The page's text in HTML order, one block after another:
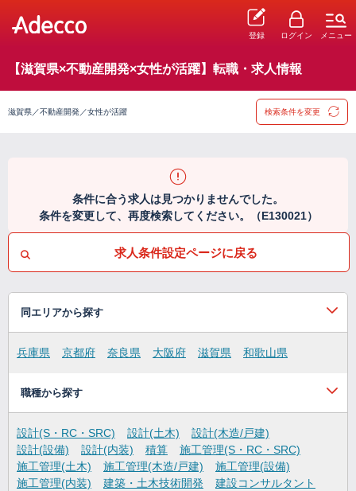
登録 ログイン メニュー
【滋賀県×不動産開発×女性が活躍】転職・求人情報
滋賀県／不動産開発／女性が活躍 検索条件を変更
条件に合う求人は見つかりませんでした。
条件を変更して、再度検索してください。（E130021）
求人条件設定ページに戻る
同エリアから探す
兵庫県 京都府 奈良県 大阪府 滋賀県 和歌山県
職種から探す
設計(S・RC・SRC) 設計(土木)
設計(木造/戸建)
設計(設備)
設計(内装) 積算
施工管理(S・RC・SRC)
施工管理(土木)
施工管理(木造/戸建)
施工管理(設備)
施工管理(内装)
建築・土木技術開発
建設コンサルタント